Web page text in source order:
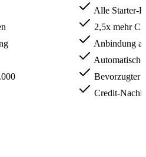
Alle Starter-
2,5x mehr
Anbindung
Bevorzugter
Credit-